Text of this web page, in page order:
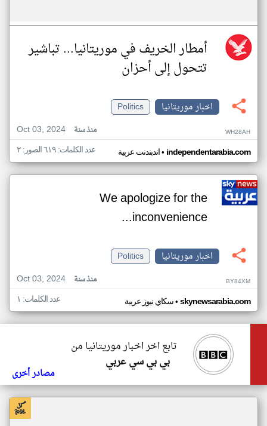
أمطار الخريف في موريتانيا... تباشير
تتحول إلى أحزان
اخبار موريتانيا
Politics
Oct 03, 2024
منذ سنة WH28AH
اندبندنت عربية• independentarabia.com عدد الكلمات: ٦١٩ الصور: ٢
We apologize for the
inconvenience...
اخبار موريتانيا
Politics
Oct 03, 2024
منذ سنة BY84XM
سكاي نيوز عربية• skynewsarabia.com عدد الكلمات: ١
تابع اخر اخبار موريتانيا من
بي بي سي عربي
مصادر أخرى